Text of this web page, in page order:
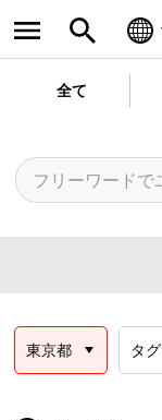
全て
東京都 タグ